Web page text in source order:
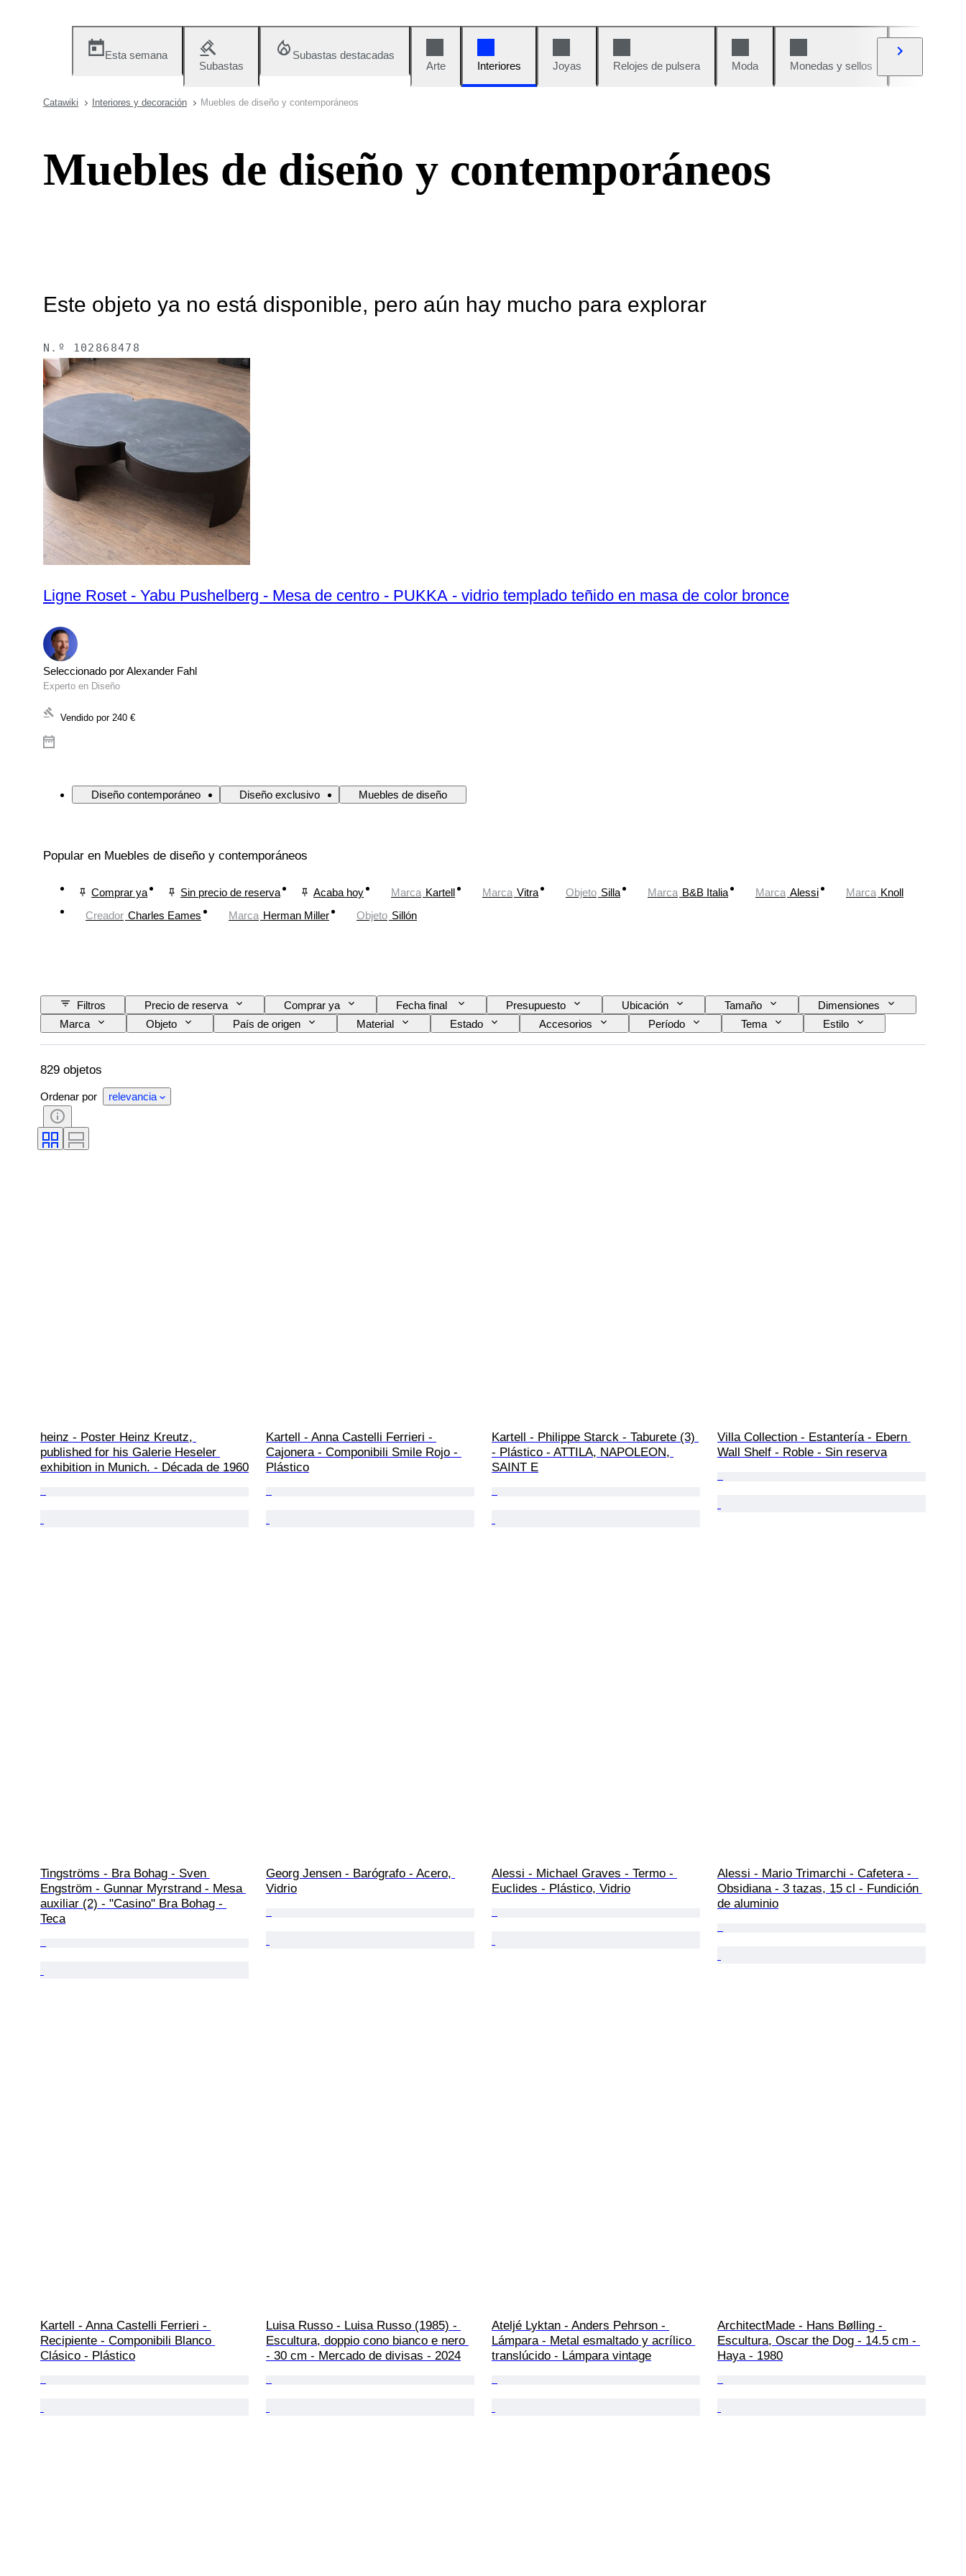
Esta semana
Subastas
Subastas destacadas
Arte
Interiores Joyas Relojes de pulsera Moda Monedas y sellos
Catawiki Interiores y decoración Muebles de diseño y contemporáneos
Muebles de diseño y contemporáneos
Este objeto ya no está disponible, pero aún hay mucho para explorar
N.º 102868478
Ligne Roset - Yabu Pushelberg - Mesa de centro - PUKKA - vidrio templado teñido en masa de color bronce
Seleccionado por Alexander Fahl
Experto en Diseño
Vendido por 240 €
Diseño contemporáneo Diseño exclusivo Muebles de diseño
Popular en Muebles de diseño y contemporáneos
Comprar ya Sin precio de reserva Acaba hoy Marca Kartell Marca Vitra Objeto Silla Marca B&B Italia Marca Alessi Marca Knoll
Creador Charles Eames Marca Herman Miller Objeto Sillón
Filtros Precio de reserva Comprar ya Fecha final Presupuesto Ubicación Tamaño
Dimensiones
Marca
Objeto País de origen Material Estado Accesorios Período Tema
Estilo
Técnica
Firma Edición Color Movimiento del reloj Vendido por Artista
Reserva de energía
829 objetos
Ordenar por relevancia
heinz - Poster Heinz Kreutz,
published for his Galerie Heseler
exhibition in Munich. - Década de 1960
Kartell - Anna Castelli Ferrieri -
Cajonera - Componibili Smile Rojo -
Plástico
Kartell - Philippe Starck - Taburete (3)
- Plástico - ATTILA, NAPOLEON,
SAINT E
Villa Collection - Estantería - Ebern
Wall Shelf - Roble - Sin reserva
Tingströms - Bra Bohag - Sven
Engström - Gunnar Myrstrand - Mesa
auxiliar (2) - "Casino" Bra Bohag -
Teca
Georg Jensen - Barógrafo - Acero,
Vidrio
Alessi - Michael Graves - Termo -
Euclides - Plástico, Vidrio
Alessi - Mario Trimarchi - Cafetera -
Obsidiana - 3 tazas, 15 cl - Fundición
de aluminio
Kartell - Anna Castelli Ferrieri -
Recipiente - Componibili Blanco
Clásico - Plástico
Luisa Russo - Luisa Russo (1985) -
Escultura, doppio cono bianco e nero
- 30 cm - Mercado de divisas - 2024
Ateljé Lyktan - Anders Pehrson -
Lámpara - Metal esmaltado y acrílico
translúcido - Lámpara vintage
ArchitectMade - Hans Bølling -
Escultura, Oscar the Dog - 14.5 cm -
Haya - 1980